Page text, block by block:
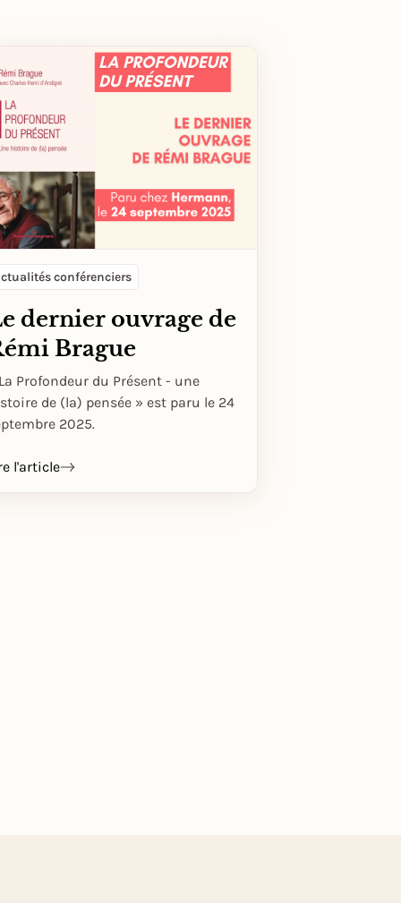
conférenciers
dernier ouvrage de
Brague
Profondeur du Présent - une
de (la) pensée » est paru le 24
2025.
l'article